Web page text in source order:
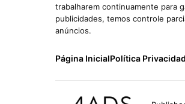
trabalharem continuamente para
publicidades, temos controle
anúncios.
Página InicialPolítica